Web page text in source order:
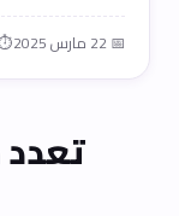
📅 22 مارس 2025 ⏱ 1